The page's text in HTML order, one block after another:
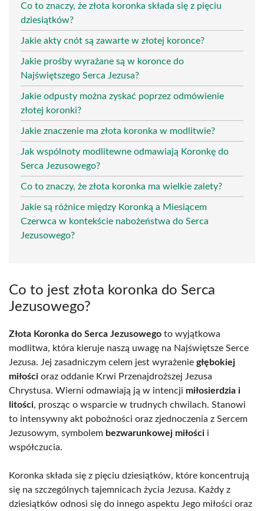
Co to znaczy, że złota koronka składa się z pięciu
dziesiątków?
Jakie akty cnót są zawarte w złotej koronce?
Jakie prośby wyrażane są w koronce do
Najświętszego Serca Jezusa?
Jakie odpusty można zyskać poprzez odmówienie
złotej koronki?
Jakie znaczenie ma złota koronka w modlitwie?
Jak wspólnoty modlitewne odmawiają Koronkę do
Serca Jezusowego?
Co to znaczy, że złota koronka ma wielkie zalety?
Jakie są różnice między Koronką a Miesiącem
Czerwca w kontekście nabożeństwa do Serca
Jezusowego?
Co to jest złota koronka do Serca
Jezusowego?
Złota Koronka do Serca Jezusowego to wyjątkowa
modlitwa, która kieruje naszą uwagę na Najświętsze Serce
Jezusa. Jej zasadniczym celem jest wyrażenie głębokiej
miłości oraz oddanie Krwi Przenajdroższej Jezusa
Chrystusa. Wierni odmawiają ją w intencji miłosierdzia i
litości, prosząc o wsparcie w trudnych chwilach. Stanowi
to intensywny akt pobożności oraz zjednoczenia z Sercem
Jezusowym, symbolem bezwarunkowej miłości i
współczucia.
Koronka składa się z pięciu dziesiątków, które koncentrują
się na szczególnych tajemnicach życia Jezusa. Każdy z
dziesiątków odnosi się do innego aspektu Jego miłości oraz